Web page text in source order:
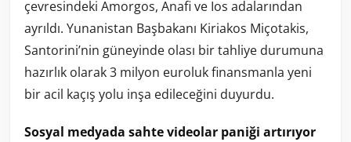
çevresindeki Amorgos, Anafi ve Ios adalarından
ayrıldı. Yunanistan Başbakanı Kiriakos Miçotakis,
Santorini’nin güneyinde olası bir tahliye durumuna
hazırlık olarak 3 milyon euroluk finansmanla yeni
bir acil kaçış yolu inşa edileceğini duyurdu.
Sosyal medyada sahte videolar paniği artırıyor